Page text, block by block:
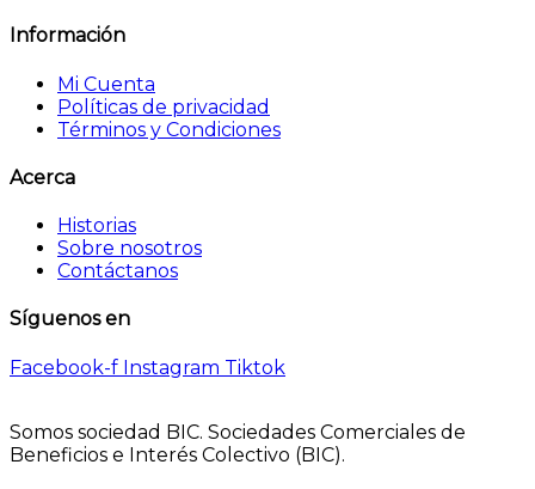
Información
Mi Cuenta
Políticas de privacidad
Términos y Condiciones
Acerca
Historias
Sobre nosotros
Contáctanos
Síguenos en
Facebook-f Instagram Tiktok
Somos sociedad BIC. Sociedades Comerciales de
Beneficios e Interés Colectivo (BIC).